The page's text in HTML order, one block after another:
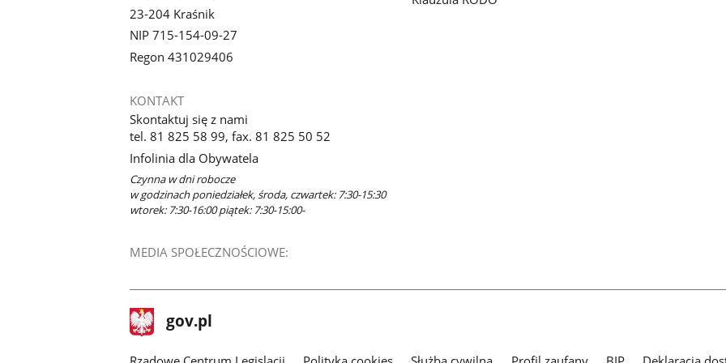
23-204 Kraśnik
NIP 715-154-09-27
Regon 431029406
KONTAKT
Skontaktuj się z nami
tel. 81 825 58 99, fax. 81 825 50 52
Infolinia dla Obywatela
Czynna w dni robocze
w godzinach poniedziałek, środa, czwartek: 7:30-15:30
wtorek: 7:30-16:00 piątek: 7:30-15:00-
MEDIA SPOŁECZNOŚCIOWE:
stopka
gov.pl Strona
gov.pl